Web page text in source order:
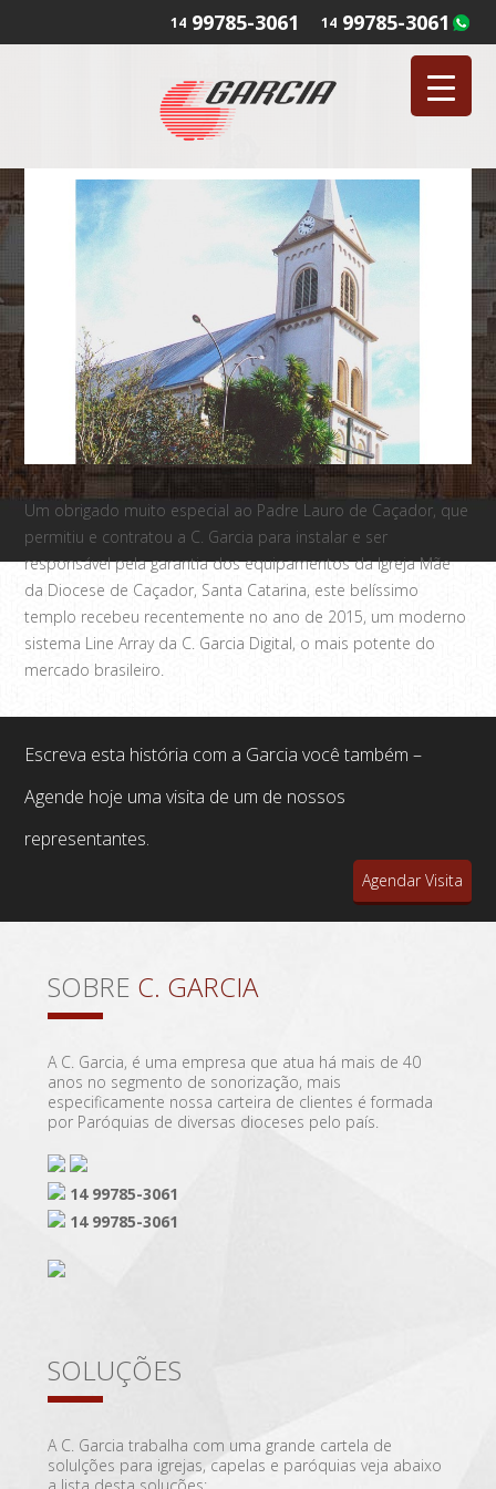
14 99785-3061
14 99785-3061
Um obrigado muito especial ao Padre Lauro de Caçador, que
permitiu e contratou a C. Garcia para instalar e ser
responsável pela garantia dos equipamentos da Igreja Mãe
da Diocese de Caçador, Santa Catarina, este belíssimo
templo recebeu recentemente no ano de 2015, um moderno
sistema Line Array da C. Garcia Digital, o mais potente do
mercado brasileiro.
Escreva esta história com a Garcia você também –
Agende hoje uma visita de um de nossos
representantes.
Agendar Visita
SOBRE C. GARCIA
A C. Garcia, é uma empresa que atua há mais de 40
anos no segmento de sonorização, mais
especificamente nossa carteira de clientes é formada
por Paróquias de diversas dioceses pelo país.
14 99785-3061
14 99785-3061
SOLUÇÕES
A C. Garcia trabalha com uma grande cartela de
solulções para igrejas, capelas e paróquias veja abaixo